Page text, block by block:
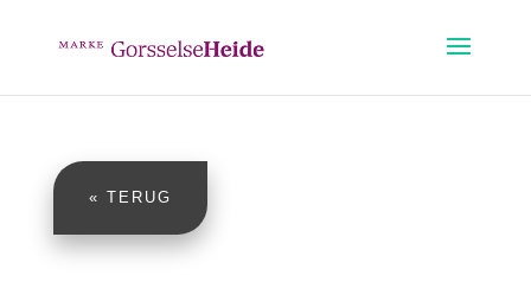
« TERUG